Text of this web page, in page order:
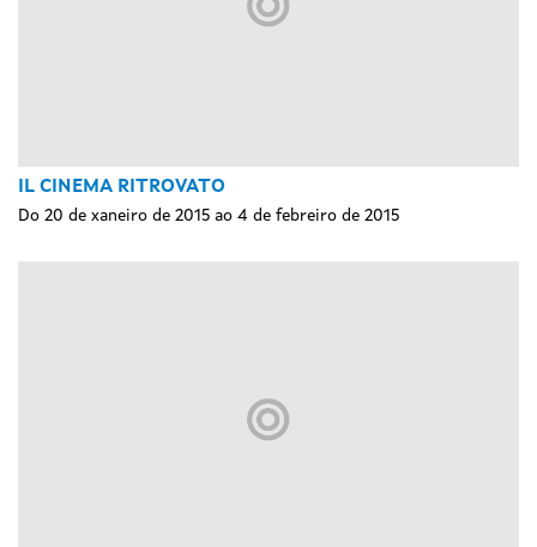
IL CINEMA RITROVATO
Do 20 de xaneiro de 2015 ao 4 de febreiro de 2015